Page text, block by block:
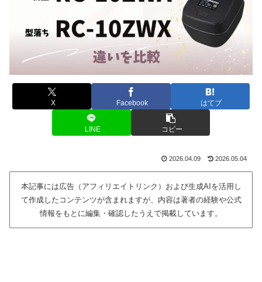
X Facebook はてブ
LINE コピー
2026.04.09 2026.05.04
本記事には広告（アフィリエイトリンク）および生成AIを活用し
て作成したコンテンツが含まれますが、内容は著者の経験や公式
情報をもとに編集・確認したうえで掲載しています。